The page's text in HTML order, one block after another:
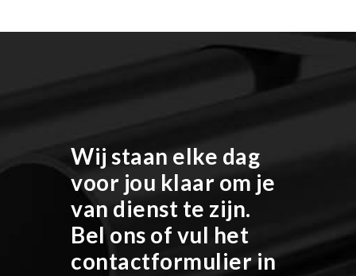
Wij staan elke dag
voor jou klaar om je
van dienst te zijn.
Bel ons of vul het
contactformulier in